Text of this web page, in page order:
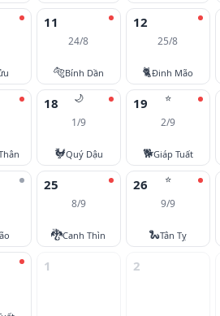
11
24/8
🐅Bính Dần
12
25/8
🐈Đinh Mão
🌙
18
1/9
🐓Quý Dậu
⭐
19
2/9
🐕Giáp Tuất
25
8/9
🐉Canh Thìn
⭐
26
9/9
🐍Tân Tỵ
1 2